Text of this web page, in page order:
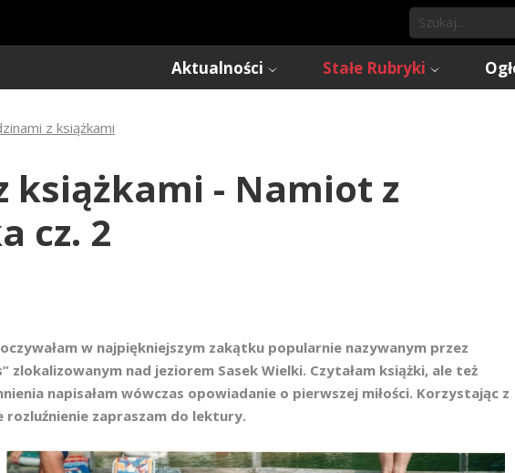
Aktualności Stałe Rubryki
z książkami
książkami - Namiot z
cz. 2
w najpiękniejszym zakątku popularnie nazywanym przez
zlokalizowanym nad jeziorem Sasek Wielki. Czytałam książki, ale też
napisałam wówczas opowiadanie o pierwszej miłości. Korzystając z
zapraszam do lektury.